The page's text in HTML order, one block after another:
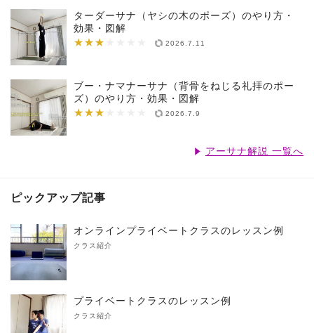
ターダーサナ（ヤシの木のポーズ）のやり方・
効果・図解
★★★
★★★★★★★ 2026.7.11
ブー・ナマナーサナ（背骨をねじる礼拝のポー
ズ）のやり方・効果・図解
★★★
★★★★★★★ 2026.7.9
アーサナ解説 一覧へ
ピックアップ記事
オンラインプライベートクラスのレッスン例
クラス紹介
プライベートクラスのレッスン例
クラス紹介